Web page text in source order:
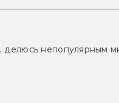
делюсь непопулярным